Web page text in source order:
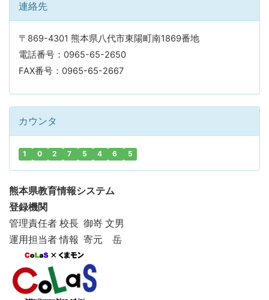
連絡先
〒869-4301 熊本県八代市東陽町南1869番地
電話番号：0965-65-2650
FAX番号：0965-65-2667
カウンタ
1 0 2 7 5 4 6 5
熊本県教育情報システム
登録機関
管理責任者 校長 御嵜 文男
運用担当者 情報 寄元 岳